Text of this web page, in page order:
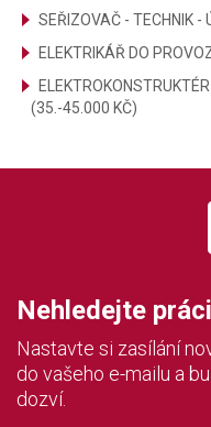
SEŘIZOVAČ - TECHNIK
ELEKTRIKÁŘ DO
(35.-45.000 KČ)
Nehledejte
Nastavte si zasílání
do vašeho e-mailu a
dozví.